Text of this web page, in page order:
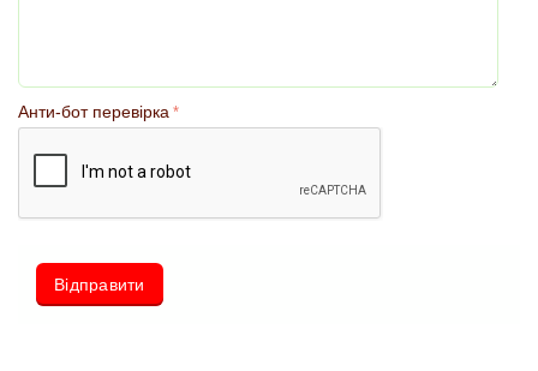
Анти-бот перевірка
Відправити